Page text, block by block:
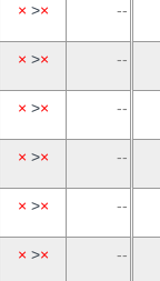
× >× --
× >× --
× >× --
× >× --
× >× --
× >× --